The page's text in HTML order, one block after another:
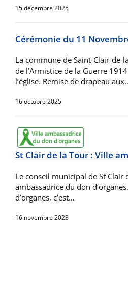
15 décembre 2025
Cérémonie du 11
La commune de Saint-Clair-
de l’Armistice de la Guerre
l’église. Remise de drapeau
16 octobre 2025
St Clair de la Tour : Ville
Le conseil municipal de St
ambassadrice du don
d’organes, c’est…
16 novembre 2023